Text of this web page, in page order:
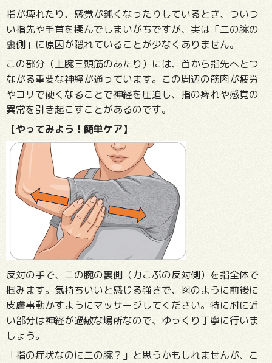
指が痺れたり、感覚が鈍くなったりしているとき、ついつ
い指先や手首を揉んでしまいがちですが、実は「二の腕の
裏側」に原因が隠れていることが少なくありません。
この部分（上腕三頭筋のあたり）には、首から指先へとつ
ながる重要な神経が通っています。この周辺の筋肉が疲労
やコリで硬くなることで神経を圧迫し、指の痺れや感覚の
異常を引き起こすことがあるのです。
【やってみよう！簡単ケア】
反対の手で、二の腕の裏側（力こぶの反対側）を指全体で
掴みます。気持ちいいと感じる強さで、図のように前後に
皮膚事動かすようにマッサージしてください。 特に肘に近
い部分は神経が過敏な場所なので、ゆっくり丁寧に行いま
しょう。
「指の症状なのに二の腕？」と思うかもしれませんが、こ